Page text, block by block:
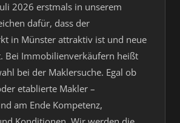
2026 erstmals in unserem
dafür, dass der
in Münster attraktiv ist und neue
Bei Immobilienverkäufern heißt
bei der Maklersuche. Egal ob
etablierte Makler –
am Ende Kompetenz,